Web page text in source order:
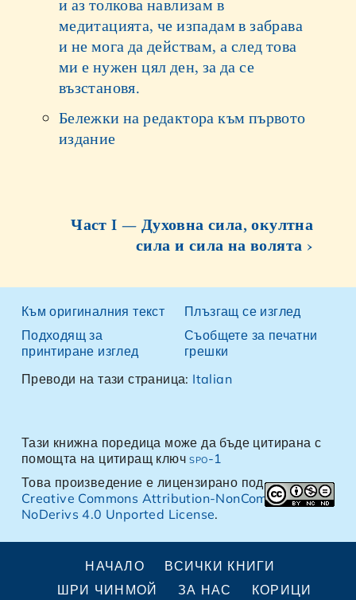
и аз толкова навлизам в
медитацията, че изпадам в забрава
и не мога да действам, а след това
ми е нужен цял ден, за да се
възстановя.
Бележки на редактора към първото
издание
Част I — Духовна сила, окултна
сила и сила на волята ›
Към оригиналния текст
Подходящ за
принтиране изглед
Плъзгащ се изглед
Съобщете за печатни
грешки
Преводи на тази страница: Italian
Тази книжна поредица може да бъде цитирана с
помощта на цитиращ ключspo-1
Това произведение е лицензирано под
Creative Commons Attribution-NonCommercial-
NoDerivs 4.0 Unported License.
НАЧАЛО
ВСИЧКИ КНИГИ
ШРИ ЧИНМОЙ
ЗА НАС КОРИЦИ